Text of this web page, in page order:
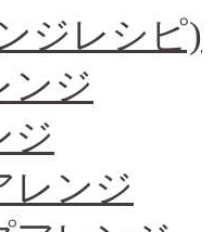
ジレシピ)
ンジ
ジ
レンジ